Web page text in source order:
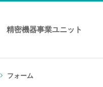
精密機器事業ユニット
フォーム